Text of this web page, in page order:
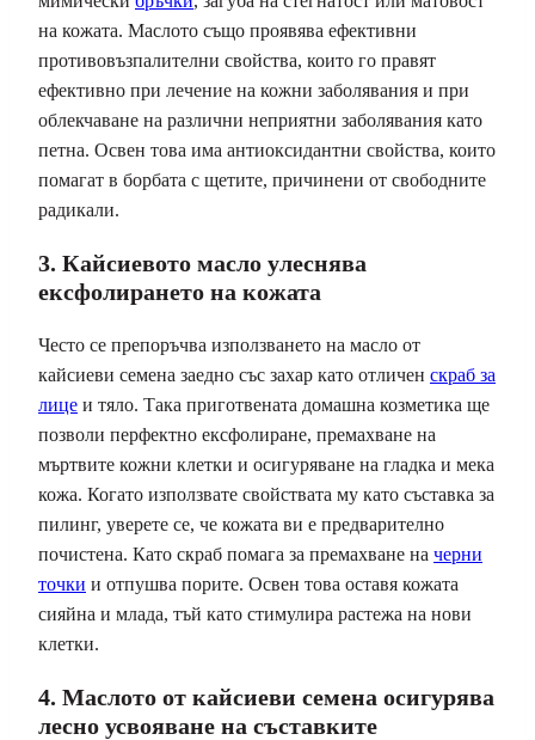
на кожата. Маслото също проявява ефективни
противовъзпалителни свойства, които го правят
ефективно при лечение на кожни заболявания и при
облекчаване на различни неприятни заболявания като
петна. Освен това има антиоксидантни свойства, които
помагат в борбата с щетите, причинени от свободните
радикали.
3. Кайсиевото масло улеснява
ексфолирането на кожата
Често се препоръчва използването на масло от
кайсиеви семена заедно със захар като отличен скраб за
лице и тяло. Така приготвената домашна козметика ще
позволи перфектно ексфолиране, премахване на
мъртвите кожни клетки и осигуряване на гладка и мека
кожа. Когато използвате свойствата му като съставка за
пилинг, уверете се, че кожата ви е предварително
почистена. Като скраб помага за премахване на черни
точки и отпушва порите. Освен това оставя кожата
сияйна и млада, тъй като стимулира растежа на нови
клетки.
4. Маслото от кайсиеви семена осигурява
лесно усвояване на съставките